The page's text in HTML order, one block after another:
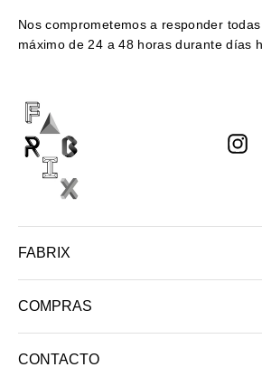
Nos comprometemos a responder
máximo de 24 a 48 horas durante días
FABRIX
COMPRAS
CONTACTO